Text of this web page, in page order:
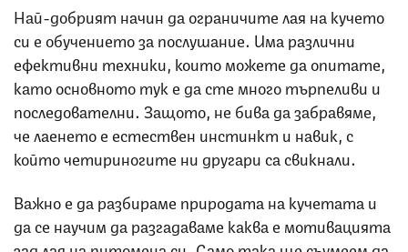
Най-добрият начин да ограничите лая на кучето
си е обучението за послушание. Има различни
ефективни техники, които можете да опитате,
като основното тук е да сте много търпеливи и
последователни. Защото, не бива да забравяме,
че лаенето е естествен инстинкт и навик, с
който четириногите ни другари са свикнали.
Важно е да разбираме природата на кучетата и
да се научим да разгадаваме каква е мотивацията